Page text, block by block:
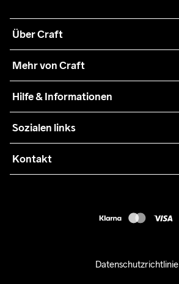
Über Craft
Nachhaltigkeit
Mehr von Craft
Teamwear
Zusammenarbeit
Press
Hilfe & Informationen
Retouren
Kundendienst
Sozialen links
Kontakt
Datenschutzrichtlinie